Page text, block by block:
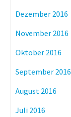
Dezember 2016
November 2016
Oktober 2016
September 2016
August 2016
Juli 2016